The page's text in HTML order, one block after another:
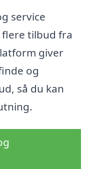
service
tilbud fra
giver
og
så du kan